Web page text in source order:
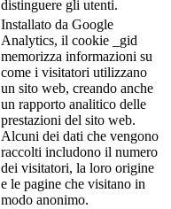
distinguere gli utenti.
Installato da Google
Analytics, il cookie _gid
memorizza informazioni su
come i visitatori utilizzano
un sito web, creando anche
un rapporto analitico delle
prestazioni del sito web.
Alcuni dei dati che vengono
raccolti includono il numero
dei visitatori, la loro origine
e le pagine che visitano in
modo anonimo.